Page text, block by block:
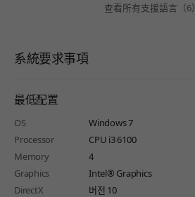
查看所有支援語言（6）
系統要求事項
最低配置
OS
Windows 7
Processor
CPU i3 6100
Memory
4
Graphics
Intel® Graphics
DirectX
버전 10